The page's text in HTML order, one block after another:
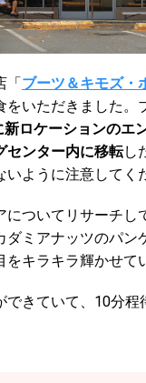
「ブーツ＆キモズ・
をいただきました。
新ロケーションのエ
センター内に移転し
いように注意してく
についてリサーチし
ダミアナッツのパン
をキラキラ輝かせて
きていて、10分程